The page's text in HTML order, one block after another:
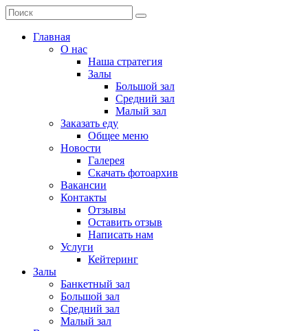
Главная
О нас
Наша стратегия
Залы
Большой зал
Средний зал
Малый зал
Заказать еду
Общее меню
Новости
Галерея
Скачать фотоархив
Вакансии
Контакты
Отзывы
Оставить отзыв
Написать нам
Услуги
Кейтеринг
Залы
Банкетный зал
Большой зал
Средний зал
Малый зал